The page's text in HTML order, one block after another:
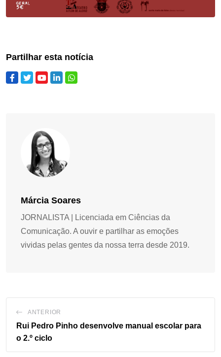
Partilhar esta notícia
Márcia Soares
JORNALISTA | Licenciada em Ciências da
Comunicação. A ouvir e partilhar as emoções
vividas pelas gentes da nossa terra desde 2019.
ANTERIOR
Rui Pedro Pinho desenvolve manual escolar para
o 2.º ciclo